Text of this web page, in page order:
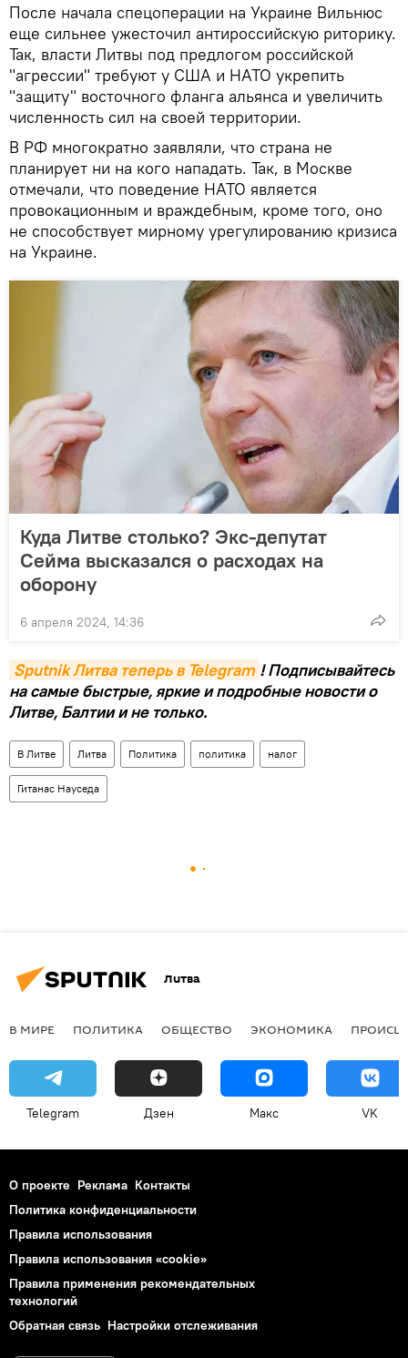
После начала спецоперации на Украине Вильнюс
еще сильнее ужесточил антироссийскую риторику.
Так, власти Литвы под предлогом российской
"агрессии" требуют у США и НАТО укрепить
"защиту" восточного фланга альянса и увеличить
численность сил на своей территории.
В РФ многократно заявляли, что страна не
планирует ни на кого нападать. Так, в Москве
отмечали, что поведение НАТО является
провокационным и враждебным, кроме того, оно
не способствует мирному урегулированию кризиса
на Украине.
Куда Литве столько? Экс-депутат
Сейма высказался о расходах на
оборону
6 апреля 2024, 14:36
Sputnik Литва теперь в Telegram ! Подписывайтесь
на самые быстрые, яркие и подробные новости о
Литве, Балтии и не только.
В Литве Литва Политика политика налог
Гитанас Науседа
Литва
В МИРЕ ПОЛИТИКА ОБЩЕСТВО ЭКОНОМИКА
Telegram Дзен Макс VK
О проекте Реклама Контакты
Политика конфиденциальности
Правила использования
Правила использования «cookie»
Правила применения рекомендательных
технологий
Обратная связь Настройки отслеживания